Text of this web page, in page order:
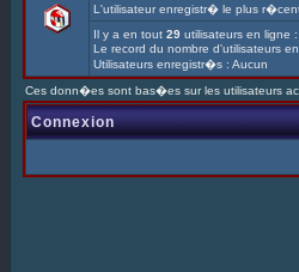
L'utilisateur enregistr� le plus
Il y a en tout 29 utilisateurs en
Le record du nombre d'utilisateurs
Utilisateurs enregistr�s : Aucun
Ces donn�es sont bas�es sur les utilisateurs
Connexion